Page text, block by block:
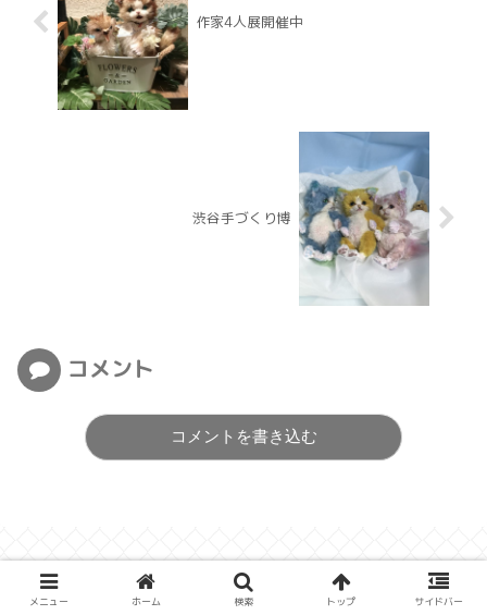
作家4人展開催中
渋谷手づくり博
コメント
コメントを書き込む
メニュー ホーム 検索 トップ サイドバー